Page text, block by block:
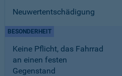
Neuwertentschädigung
Keine Pflicht, das Fahrrad
an einen festen
Gegenstand
BESONDERHEIT